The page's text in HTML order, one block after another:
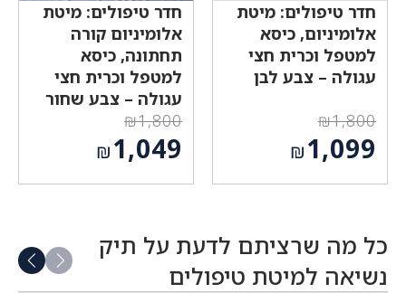
חדר טיפולים: מיטת
אלומיניום, כיסא
למטפל וכרית חצי
עגולה – צבע לבן
₪1,800
המחיר
המקורי
היה:
₪1,099
₪1,099.
חדר טיפולים: מיטת
אלומיניום קורה
תחתונה, כיסא
למטפל וכרית חצי
עגולה – צבע שחור
₪1,800
המחיר
המקורי
היה:
₪1,049
₪1,049.
כל מה שרציתם לדעת על תיק
נשיאה למיטת טיפולים